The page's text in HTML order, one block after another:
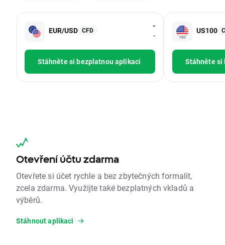
EUR/USD CFD
-
-
Stáhněte si bezplatnou aplikaci
US100
Stáhněte
Otevření účtu zdarma
Otevřete si účet rychle a bez zbytečných formalit,
zcela zdarma. Využijte také bezplatných vkladů a
výběrů.
Stáhnout aplikaci